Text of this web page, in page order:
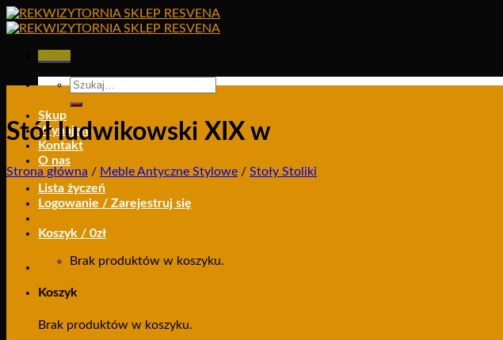
Skip
to
Szukaj:
Skup
Wynajem
Kontakt
O nas
Lista życzeń
Logowanie / Zarejestruj się
Koszyk / 0zł
Brak produktów w koszyku.
Koszyk
Brak produktów w koszyku.
Stół ludwikowski XIX w
Strona główna / Meble Antyczne Stylowe / Stoły Stoliki